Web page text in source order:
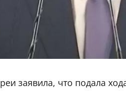
заявила, что подала